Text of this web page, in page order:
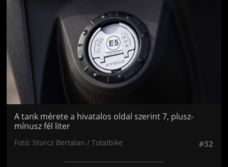
A tank mérete a hivatalos oldal szerint 7, plusz-
mínusz fél liter
Fotó: Sturcz Bertalan / Totalbike #32